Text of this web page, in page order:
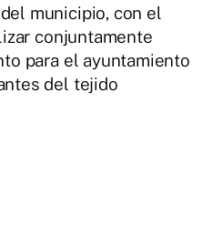
municipio, con el
conjuntamente
para el ayuntamiento
del tejido